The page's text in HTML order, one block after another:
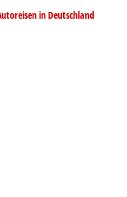
in Deutschland